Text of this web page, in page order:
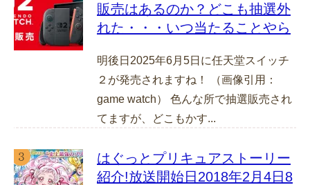
販売はあるのか？どこも抽選外
れた・・・いつ当たることやら
明後日2025年6月5日に任天堂スイッチ
２が発売されますね！ （画像引用：
game watch） 色んな所で抽選販売され
てますが、どこもかす...
はぐっとプリキュアストーリー
紹介!放送開始日2018年2月4日8